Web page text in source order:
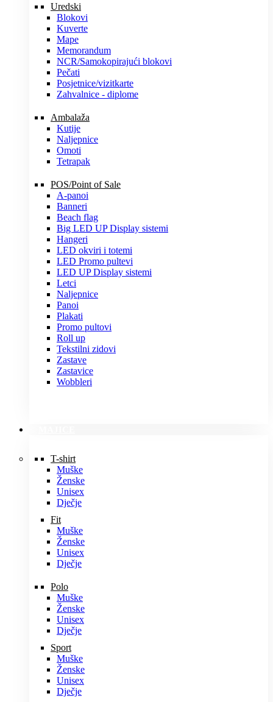
Uredski
Blokovi
Kuverte
Mape
Memorandum
NCR/Samokopirajući blokovi
Pečati
Posjetnice/vizitkarte
Zahvalnice - diplome
Ambalaža
Kutije
Naljepnice
Omoti
Tetrapak
POS/Point of Sale
A-panoi
Banneri
Beach flag
Big LED UP Display sistemi
Hangeri
LED okviri i totemi
LED Promo pultevi
LED UP Display sistemi
Letci
Naljepnice
Panoi
Plakati
Promo pultovi
Roll up
Tekstilni zidovi
Zastave
Zastavice
Wobbleri
T-shirt
Muške
Ženske
Unisex
Dječje
Fit
Muške
Ženske
Unisex
Dječje
Polo
Muške
Ženske
Unisex
Dječje
Sport
Muške
Ženske
Unisex
Dječje